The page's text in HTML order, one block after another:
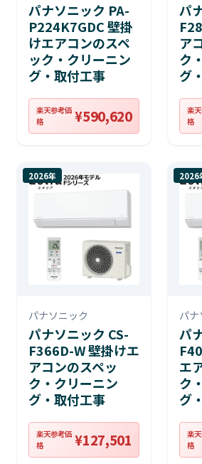
パナソニック PA-
P224K7GDC 壁掛
けエアコンのスペ
ック・クリーニン
グ・取付工事
楽天参考価
格
¥590,620
パ
ア
ク
グ
楽
格
2026年
パナソニック
パナソニック CS-
F366D-W 壁掛けエ
アコンのスペッ
ク・クリーニン
グ・取付工事
楽天参考価
格
¥127,501
2026
パナ
パ
エ
ク
グ
楽
格